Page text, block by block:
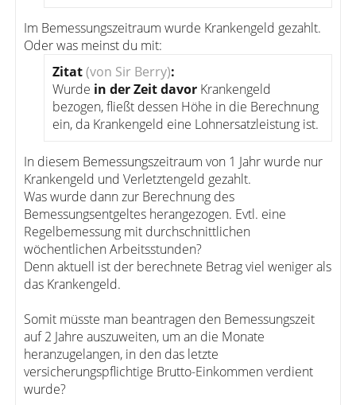
Im Bemessungszeitraum wurde Krankengeld gezahlt.
Oder was meinst du mit:
Zitat(von Sir Berry):
Wurde in der Zeit davor Krankengeld
bezogen, fließt dessen Höhe in die Berechnung
ein, da Krankengeld eine Lohnersatzleistung ist.
In diesem Bemessungszeitraum von 1 Jahr wurde nur
Krankengeld und Verletztengeld gezahlt.
Was wurde dann zur Berechnung des
Bemessungsentgeltes herangezogen. Evtl. eine
Regelbemessung mit durchschnittlichen
wöchentlichen Arbeitsstunden?
Denn aktuell ist der berechnete Betrag viel weniger als
das Krankengeld.
Somit müsste man beantragen den Bemessungszeit
auf 2 Jahre auszuweiten, um an die Monate
heranzugelangen, in den das letzte
versicherungspflichtige Brutto-Einkommen verdient
wurde?